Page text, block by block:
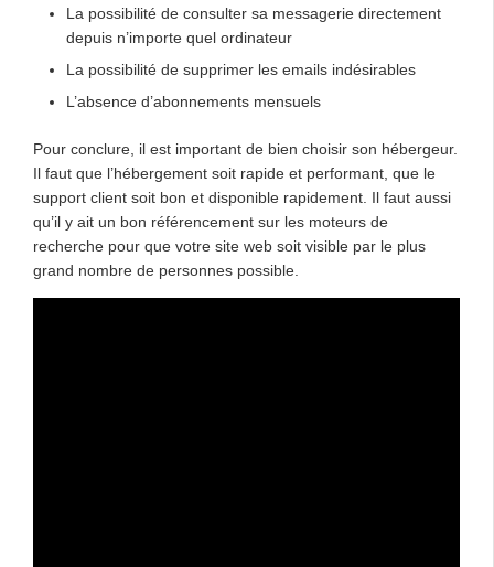
La possibilité de consulter sa messagerie directement
depuis n’importe quel ordinateur
La possibilité de supprimer les emails indésirables
L’absence d’abonnements mensuels
Pour conclure, il est important de bien choisir son hébergeur.
Il faut que l’hébergement soit rapide et performant, que le
support client soit bon et disponible rapidement. Il faut aussi
qu’il y ait un bon référencement sur les moteurs de
recherche pour que votre site web soit visible par le plus
grand nombre de personnes possible.